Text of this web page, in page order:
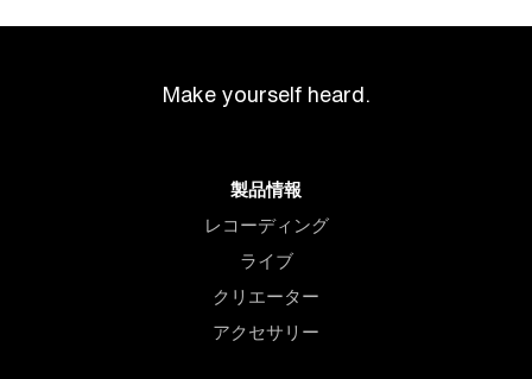
Make yourself heard.
製品情報
レコーディング
ライブ
クリエーター
アクセサリー